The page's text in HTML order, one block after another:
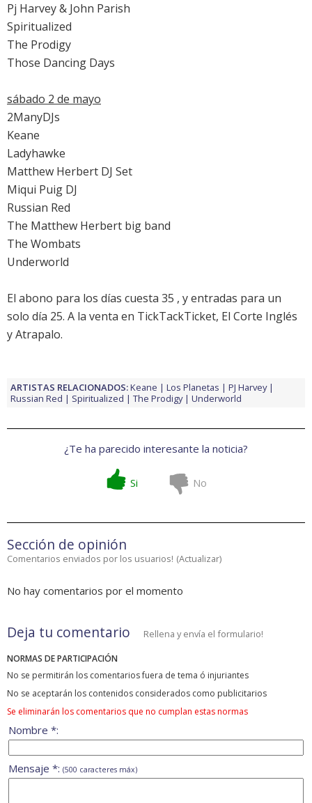
Pj Harvey & John Parish
Spiritualized
The Prodigy
Those Dancing Days
sábado 2 de mayo
2ManyDJs
Keane
Ladyhawke
Matthew Herbert DJ Set
Miqui Puig DJ
Russian Red
The Matthew Herbert big band
The Wombats
Underworld
El abono para los días cuesta 35 , y entradas para un
solo día 25. A la venta en TickTackTicket, El Corte Inglés
y Atrapalo.
ARTISTAS RELACIONADOS:Keane Los Planetas
PJ Harvey
Russian Red
Spiritualized The Prodigy Underworld
¿Te ha parecido interesante la noticia?
Si No
Sección de opinión
Comentarios enviados por los usuarios! (Actualizar)
No hay comentarios por el momento
Deja tu comentario Rellena y envía el formulario!
NORMAS DE PARTICIPACIÓN
No se permitirán los comentarios fuera de tema ó injuriantes
No se aceptarán los contenidos considerados como publicitarios
Se eliminarán los comentarios que no cumplan estas normas
Nombre *:
Mensaje *: (500 caracteres máx)